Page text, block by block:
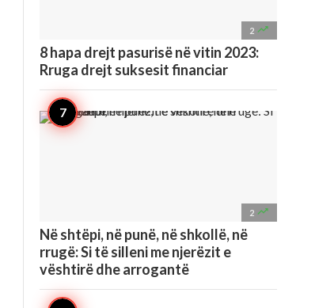
2 
8 hapa drejt pasurisë në vitin 2023:
Rruga drejt suksesit financiar
2 
Në shtëpi, në punë, në shkollë, në
rrugë: Si të silleni me njerëzit e
vështirë dhe arrogantë